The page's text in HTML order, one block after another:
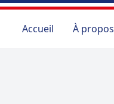
Accueil À propos